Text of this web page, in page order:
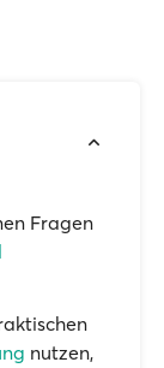
Fragen
nutzen,